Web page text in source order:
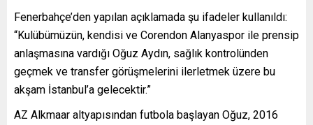
Fenerbahçe’den yapılan açıklamada şu ifadeler kullanıldı:
“Kulübümüzün, kendisi ve Corendon Alanyaspor ile prensip
anlaşmasına vardığı Oğuz Aydın, sağlık kontrolünden
geçmek ve transfer görüşmelerini ilerletmek üzere bu
akşam İstanbul’a gelecektir.”
AZ Alkmaar altyapısından futbola başlayan Oğuz, 2016